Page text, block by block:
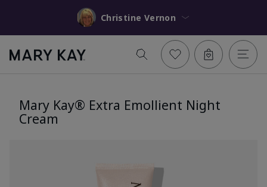
Christine Vernon
Mary Kay® Extra Emollient Night
Cream